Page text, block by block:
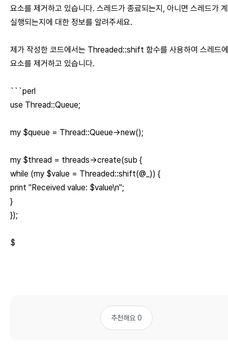
요소를 제거하고 있습니다. 스레드가 종료되는지, 아니면 스레드가
실행되는지에 대한 정보를 알려주세요.
제가 작성한 코드에서는 Threaded::shift 함수를 사용하여 스레드
요소를 제거하고 있습니다.
```perl
use Thread::Queue;
my $queue = Thread::Queue->new();
my $thread = threads->create(sub {
while (my $value = Threaded::shift(@_)) {
print "Received value: $value\n";
}
});
$
추천해요 0